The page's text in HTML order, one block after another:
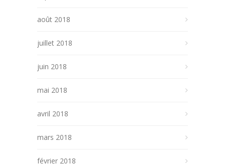
août 2018
juillet 2018
juin 2018
mai 2018
avril 2018
mars 2018
février 2018